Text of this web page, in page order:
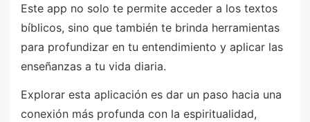
Este app no solo te permite acceder a los textos
bíblicos, sino que también te brinda herramientas
para profundizar en tu entendimiento y aplicar las
enseñanzas a tu vida diaria.
Explorar esta aplicación es dar un paso hacia una
conexión más profunda con la espiritualidad,